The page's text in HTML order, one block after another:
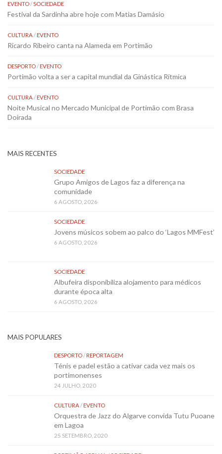
EVENTO/SOCIEDADE
Festival da Sardinha abre hoje com Matias Damásio
CULTURA/EVENTO
Ricardo Ribeiro canta na Alameda em Portimão
DESPORTO/EVENTO
Portimão volta a ser a capital mundial da Ginástica Rítmica
CULTURA/EVENTO
Noite Musical no Mercado Municipal de Portimão com Brasa
Doirada
MAIS RECENTES
SOCIEDADE
Grupo Amigos de Lagos faz a diferença na
comunidade
6 AGOSTO, 2026
SOCIEDADE
Jovens músicos sobem ao palco do ‘Lagos MMFest’
6 AGOSTO, 2026
SOCIEDADE
Albufeira disponibiliza alojamento para médicos
durante época alta
6 AGOSTO, 2026
MAIS POPULARES
DESPORTO/REPORTAGEM
Ténis e padel estão a cativar cada vez mais os
portimonenses
24 JULHO, 2020
CULTURA/EVENTO
Orquestra de Jazz do Algarve convida Tutu Puoane
em Lagoa
25 SETEMBRO, 2020